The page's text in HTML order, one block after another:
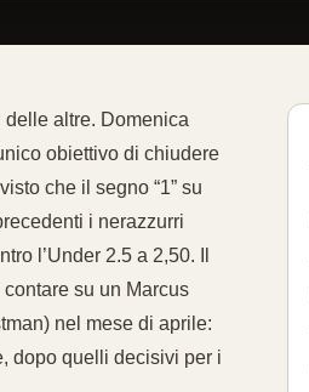
delle altre. Domenica
obiettivo di chiudere
che il segno “1” su
i nerazzurri
l’Under 2.5 a 2,50. Il
su un Marcus
nel mese di aprile:
dopo quelli decisivi per i